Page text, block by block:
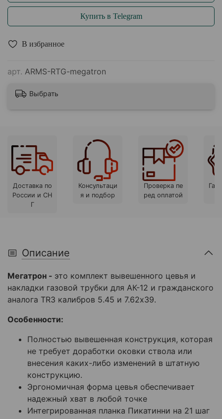
В избранное
арт. ARMS-RTG-megatron
Купить в Telegram
Выбрать
Доставка по
России и СН
Г
Консультаци
я и подбор
Проверка пе
ред оплатой
Описание
Мегатрон - это комплект вывешенного цевья и
накладки газовой трубки для АК-12 и гражданского
аналога TR3 калибров 5.45 и 7.62х39.
Особенности:
Полностью вывешенная конструкция, которая
не требует доработки оковки ствола или
внесения каких-либо изменений в штатную
конструкцию.
Эргономичная форма цевья обеспечивает
надежный хват в любой точке
Интегрированная планка Пикатинни на 21 шаг